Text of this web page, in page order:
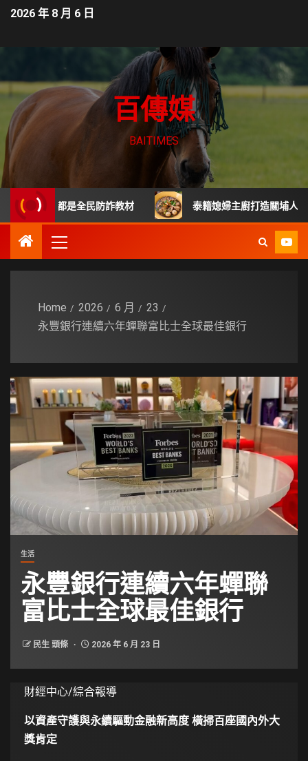
2026 年 8 月 6 日
百傳媒
BAITIMES
騙都是全民防詐教材 泰籍媳婦主廚打造關埔人氣泰式料
Home 2026 6 月
23
永豐銀行連續六年蟬聯富比士全球最佳銀行
生活
永豐銀行連續六年蟬聯
富比士全球最佳銀行
民生 頭條 2026 年 6 月 23 日
財經中心/綜合報導
以資產守護與永續驅動金融新高度 橫掃百座國內外大
獎肯定